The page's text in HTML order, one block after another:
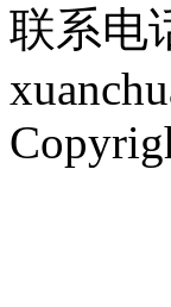
联系电